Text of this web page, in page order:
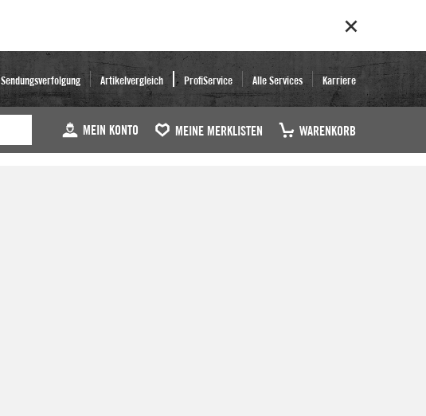
Sendungsverfolgung Artikelvergleich ProfiService Alle Services Karriere
MEIN KONTO MEINE MERKLISTEN WARENKORB